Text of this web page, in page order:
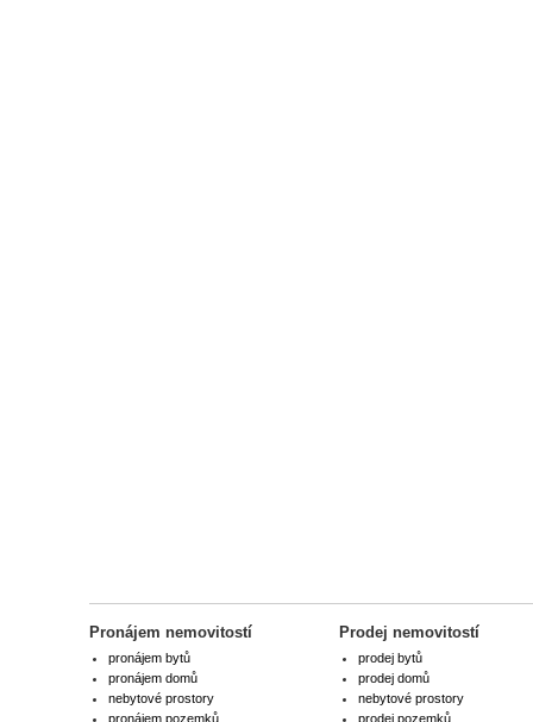
Pronájem nemovitostí
pronájem bytů
pronájem domů
nebytové prostory
pronájem pozemků
Prodej nemovitostí
prodej bytů
prodej domů
nebytové prostory
prodej pozemků